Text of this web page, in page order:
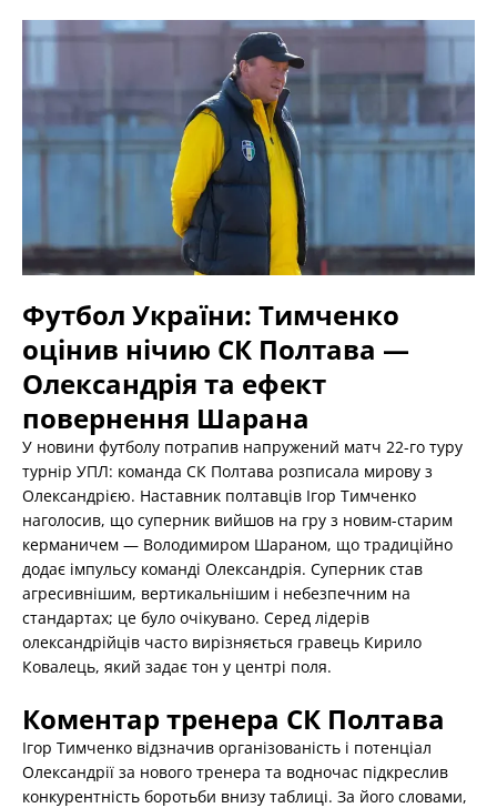
Футбол України: Тимченко
оцінив нічию СК Полтава —
Олександрія та ефект
повернення Шарана
У новини футболу потрапив напружений матч 22-го туру
турнір УПЛ: команда СК Полтава розписала мирову з
Олександрією. Наставник полтавців Ігор Тимченко
наголосив, що суперник вийшов на гру з новим-старим
керманичем — Володимиром Шараном, що традиційно
додає імпульсу команді Олександрія. Суперник став
агресивнішим, вертикальнішим і небезпечним на
стандартах; це було очікувано. Серед лідерів
олександрійців часто вирізняється гравець Кирило
Ковалець, який задає тон у центрі поля.
Коментар тренера СК Полтава
Ігор Тимченко відзначив організованість і потенціал
Олександрії за нового тренера та водночас підкреслив
конкурентність боротьби внизу таблиці. За його словами,